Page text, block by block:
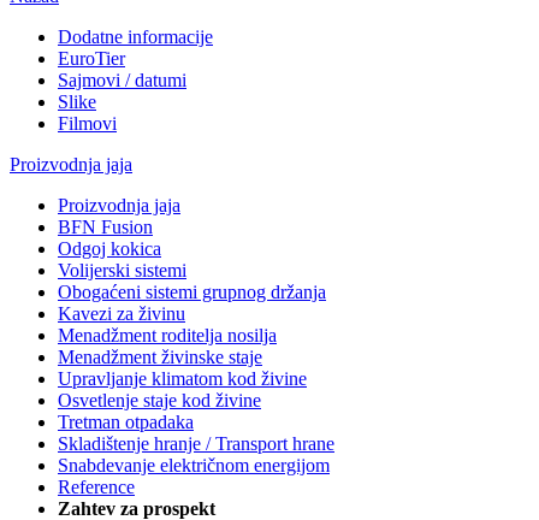
Dodatne informacije
EuroTier
Sajmovi / datumi
Slike
Filmovi
Proizvodnja jaja
Proizvodnja jaja
BFN Fusion
Odgoj kokica
Volijerski sistemi
Obogaćeni sistemi grupnog držanja
Kavezi za živinu
Menadžment roditelja nosilja
Menadžment živinske staje
Upravljanje klimatom kod živine
Osvetlenje staje kod živine
Tretman otpadaka
Skladištenje hranje / Transport hrane
Snabdevanje električnom energijom
Reference
Zahtev za prospekt